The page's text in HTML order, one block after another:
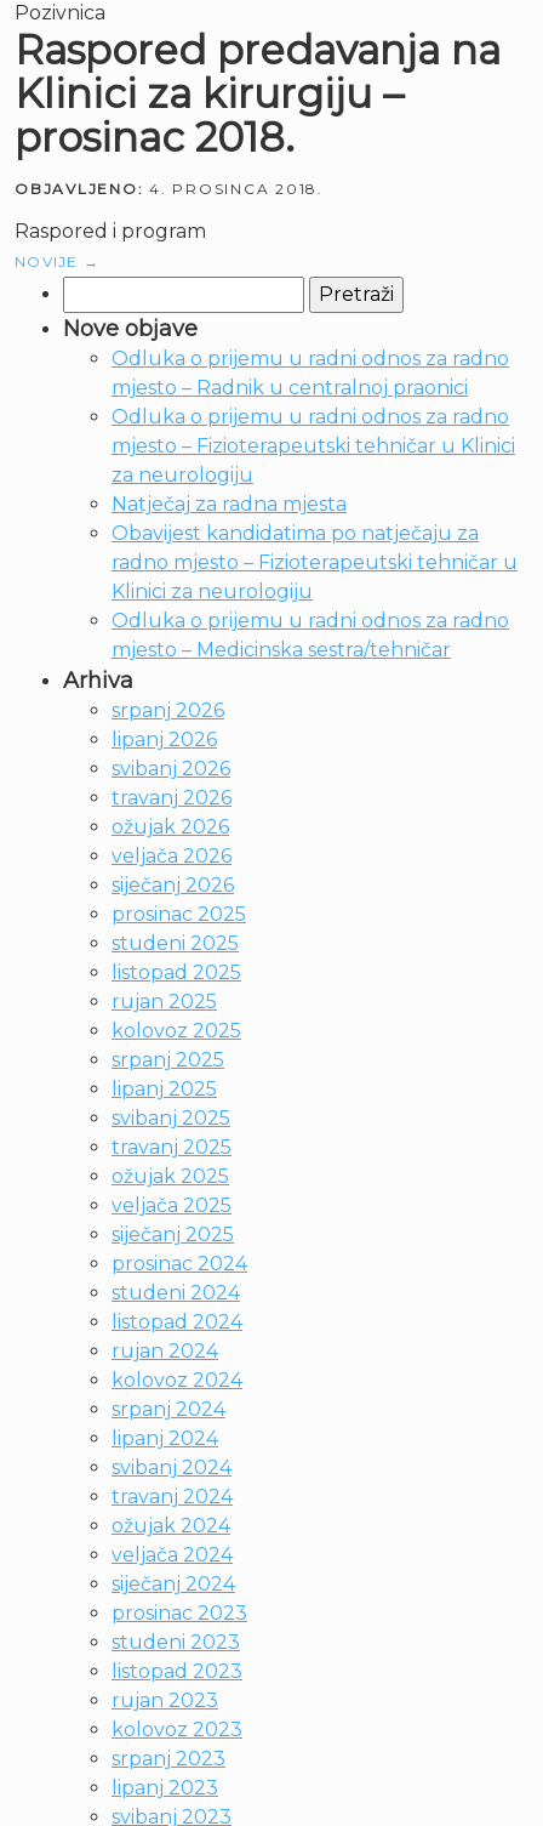
Pozivnica
Raspored predavanja na
Klinici za kirurgiju –
prosinac 2018.
OBJAVLJENO: 4. PROSINCA 2018.
Raspored i program
NOVIJE →
Nove objave
Odluka o prijemu u radni odnos za radno
mjesto – Radnik u centralnoj praonici
Odluka o prijemu u radni odnos za radno
mjesto – Fizioterapeutski tehničar u Klinici
za neurologiju
Natječaj za radna mjesta
Obavijest kandidatima po natječaju za
radno mjesto – Fizioterapeutski tehničar u
Klinici za neurologiju
Odluka o prijemu u radni odnos za radno
mjesto – Medicinska sestra/tehničar
Arhiva
srpanj 2026
lipanj 2026
svibanj 2026
travanj 2026
ožujak 2026
veljača 2026
siječanj 2026
prosinac 2025
studeni 2025
listopad 2025
rujan 2025
kolovoz 2025
srpanj 2025
lipanj 2025
svibanj 2025
travanj 2025
ožujak 2025
veljača 2025
siječanj 2025
prosinac 2024
studeni 2024
listopad 2024
rujan 2024
kolovoz 2024
srpanj 2024
lipanj 2024
svibanj 2024
travanj 2024
ožujak 2024
veljača 2024
siječanj 2024
prosinac 2023
studeni 2023
listopad 2023
rujan 2023
kolovoz 2023
srpanj 2023
lipanj 2023
svibanj 2023